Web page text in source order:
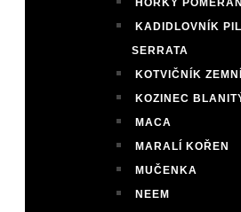
HOŘKÝ
KADIDLOVNÍK
SERRATA
KOTVIČNÍK ZEMNÍ
KOZINEC
MACA
MARALÍ KOŘEN
MUČENKA
NEEM